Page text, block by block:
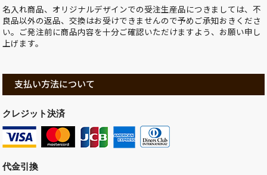
名入れ商品、オリジナルデザインでの受注生産品につきましては、不
良品以外の返品、交換はお受けできませんので予めご承知おきくださ
い。ご発注前に商品内容を十分ご確認いただけますよう、お願い申し
上げます。
支払い方法について
クレジット決済
代金引換